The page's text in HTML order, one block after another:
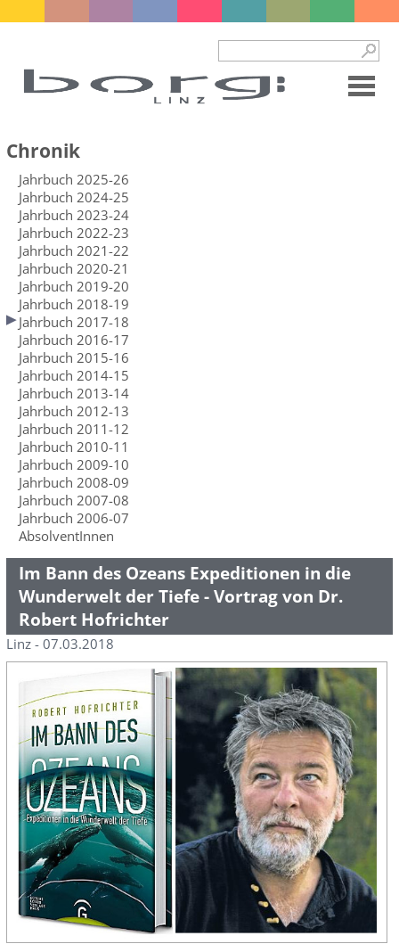
Chronik
Jahrbuch 2025-26
Jahrbuch 2024-25
Jahrbuch 2023-24
Jahrbuch 2022-23
Jahrbuch 2021-22
Jahrbuch 2020-21
Jahrbuch 2019-20
Jahrbuch 2018-19
Jahrbuch 2017-18
Jahrbuch 2016-17
Jahrbuch 2015-16
Jahrbuch 2014-15
Jahrbuch 2013-14
Jahrbuch 2012-13
Jahrbuch 2011-12
Jahrbuch 2010-11
Jahrbuch 2009-10
Jahrbuch 2008-09
Jahrbuch 2007-08
Jahrbuch 2006-07
AbsolventInnen
Im Bann des Ozeans Expeditionen in die
Wunderwelt der Tiefe - Vortrag von Dr.
Robert Hofrichter
Linz - 07.03.2018